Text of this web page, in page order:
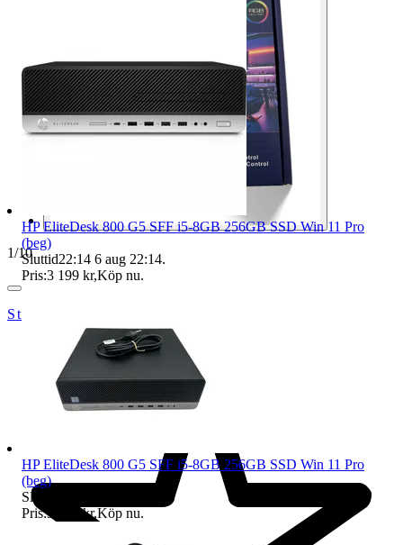
1/10
Strängnäsdatorerab
HP EliteDesk 800 G5 SFF i5-8GB 256GB SSD Win 11 Pro
(beg)
Sluttid22:14 6 aug 22:14.
Pris:3 199 kr,Köp nu.
HP EliteDesk 800 G5 SFF i5-8GB 256GB SSD Win 11 Pro
(beg)
Sluttid
Pris:3 199 kr,Köp nu.